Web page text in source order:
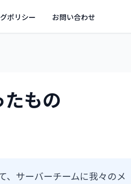
ポリシー お問い合わせ
もの
、サーバーチームに我々のメ